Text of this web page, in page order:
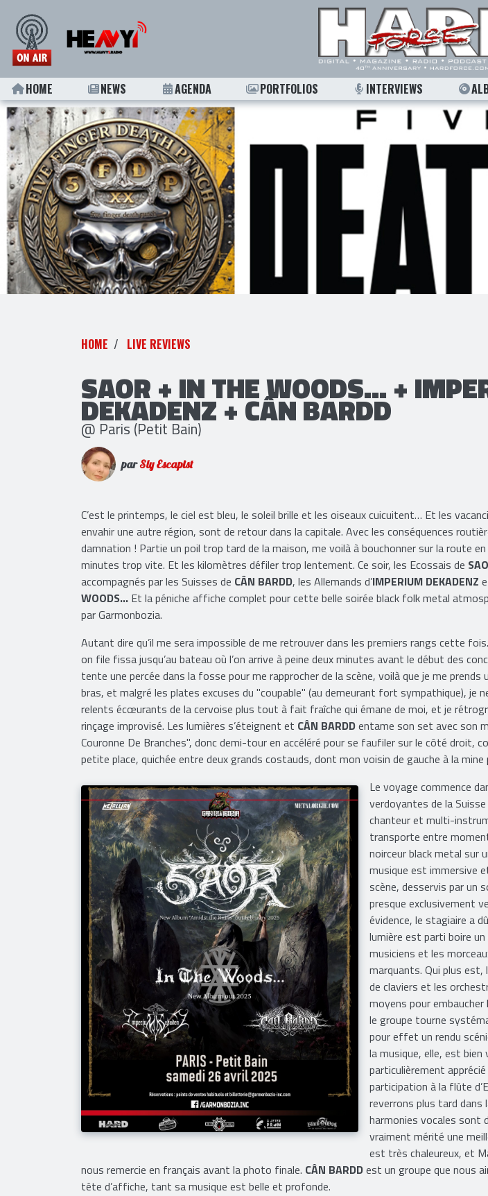
HOME NEWS AGENDA PORTFOLIOS INTERVIEWS
HOME LIVE REVIEWS
SAOR + IN THE WOODS... +
DEKADENZ + CÂN BARDD
@ Paris (Petit Bain)
parSly Escapist
C’est le printemps, le ciel est bleu, le soleil brille et les oiseaux cuicuitent… Et les
envahir une autre région, sont de retour dans la capitale. Avec les conséquences
damnation ! Partie un poil trop tard de la maison, me voilà à bouchonner sur la route
minutes trop vite. Et les kilomètres défiler trop lentement. Ce soir, les Ecossais de
accompagnés par les Suisses de CÂN BARDD, les Allemands d’IMPERIUM DEKADENZ
WOODS... Et la péniche affiche complet pour cette belle soirée black folk metal
par Garmonbozia.
Autant dire qu’il me sera impossible de me retrouver dans les premiers rangs cette
on file fissa jusqu’au bateau où l’on arrive à peine deux minutes avant le début des
tente une percée dans la fosse pour me rapprocher de la scène, voilà que je me prends
bras, et malgré les plates excuses du "coupable" (au demeurant fort sympathique), je
relents écœurants de la cervoise plus tout à fait fraîche qui émane de moi, et je
rinçage improvisé. Les lumières s’éteignent et CÂN BARDDentame son set avec son
Couronne De Branches", donc demi-tour en accéléré pour se faufiler sur le côté droit,
petite place, quichée entre deux grands costauds, dont mon voisin de gauche à la
Le voyage commence
verdoyantes de la
chanteur et multi-
transporte entre
noirceur black metal sur
musique est immersive
scène, desservis par un
presque exclusivement
évidence, le stagiaire a
lumière est parti boire
musiciens et les
marquants. Qui plus
de claviers et les
moyens pour
le groupe tourne
pour effet un rendu
la musique, elle, est
particulièrement
participation à la flûte
reverrons plus tard dans
harmonies vocales sont
vraiment mérité une
est très chaleureux, et
nous remercie en français avant la photo finale. CÂN BARDDest un groupe que nous
tête d’affiche, tant sa musique est belle et profonde.